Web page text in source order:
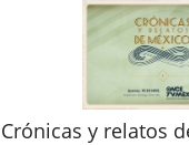
Crónicas y relatos